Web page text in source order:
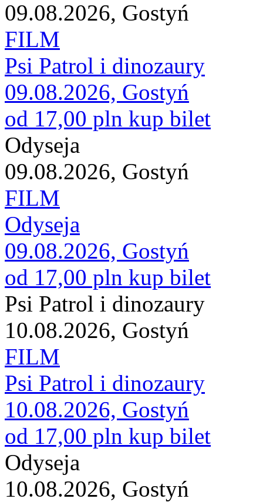
09.08.2026, Gostyń
FILM
Psi Patrol i dinozaury
09.08.2026, Gostyń
od 17,00 pln kup bilet
Odyseja
09.08.2026, Gostyń
FILM
Odyseja
09.08.2026, Gostyń
od 17,00 pln kup bilet
Psi Patrol i dinozaury
10.08.2026, Gostyń
FILM
Psi Patrol i dinozaury
10.08.2026, Gostyń
od 17,00 pln kup bilet
Odyseja
10.08.2026, Gostyń